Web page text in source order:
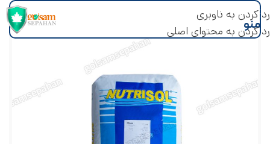
رد کردن به ناوبری
رد کردن به محتوای اصلی
منو